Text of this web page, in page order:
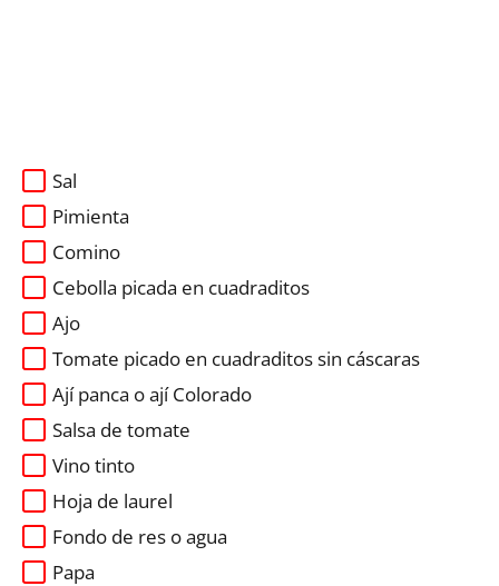
Sal
Pimienta
Comino
Cebolla picada en cuadraditos
Ajo
Tomate picado en cuadraditos sin cáscaras
Ají panca o ají Colorado
Salsa de tomate
Vino tinto
Hoja de laurel
Fondo de res o agua
Papa